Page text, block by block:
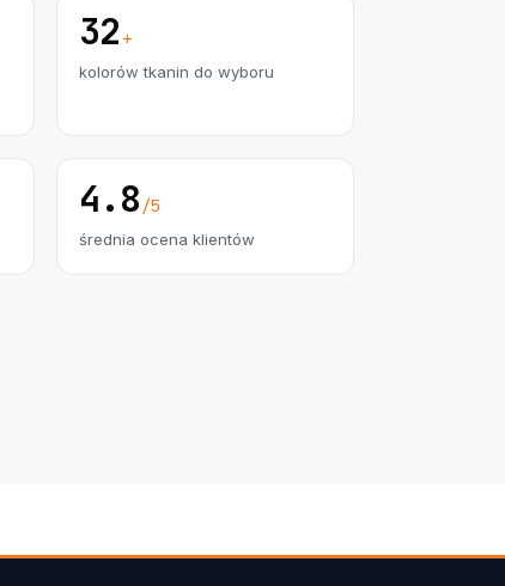
32 +
kolorów tkanin do wyboru
4.8 /5
średnia ocena klientów